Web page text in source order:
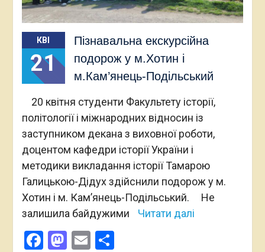
КВІ
21
Пізнавальна екскурсійна
подорож у м.Хотин і
м.Кам’янець-Подільський
20 квітня студенти Факультету історії,
політології і міжнародних відносин із
заступником декана з виховної роботи,
доцентом кафедри історії України і
методики викладання історії Тамарою
Галицькою-Дідух здійснили подорож у м.
Хотин і м. Кам’янець-Подільський. Не
залишила байдужими
Читати далі
Facebook
Mastodon
EmailПоділитися